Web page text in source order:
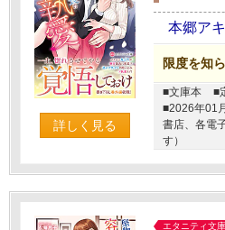
詳しく見る
本郷アキ
限度を知
■文庫本
■
■2026年01
書店、各電
す）
エタニティ文